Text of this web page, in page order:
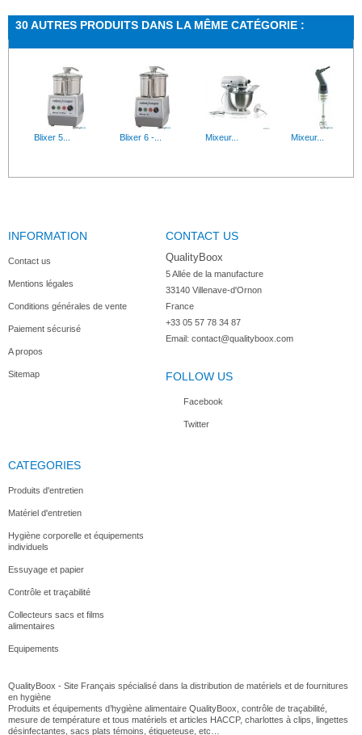
30 AUTRES PRODUITS DANS LA MÊME CATÉGORIE :
Blixer 5... Blixer 6 -... Mixeur... Mixeur...
Centrifugeu... Batteur...
Robot... Rabot pour... Robot coupe...
Robot...
INFORMATION
Contact us
Mentions légales
Conditions générales de vente
Paiement sécurisé
A propos
Sitemap
CONTACT US
QualityBoox
5 Allée de la manufacture
33140 Villenave-d'Ornon
France
+33 05 57 78 34 87
Email: contact@qualityboox.com
FOLLOW US
Facebook
Twitter
CATEGORIES
Produits d'entretien
Matériel d'entretien
Hygiène corporelle et équipements
individuels
Essuyage et papier
Contrôle et traçabilité
Collecteurs sacs et films
alimentaires
Equipements
QualityBoox - Site Français spécialisé dans la distribution de matériels et de fournitures
en hygiène
Produits et équipements d’hygiène alimentaire QualityBoox, contrôle de traçabilité,
mesure de température et tous matériels et articles HACCP, charlottes à clips, lingettes
désinfectantes, sacs plats témoins, étiqueteuse, etc…